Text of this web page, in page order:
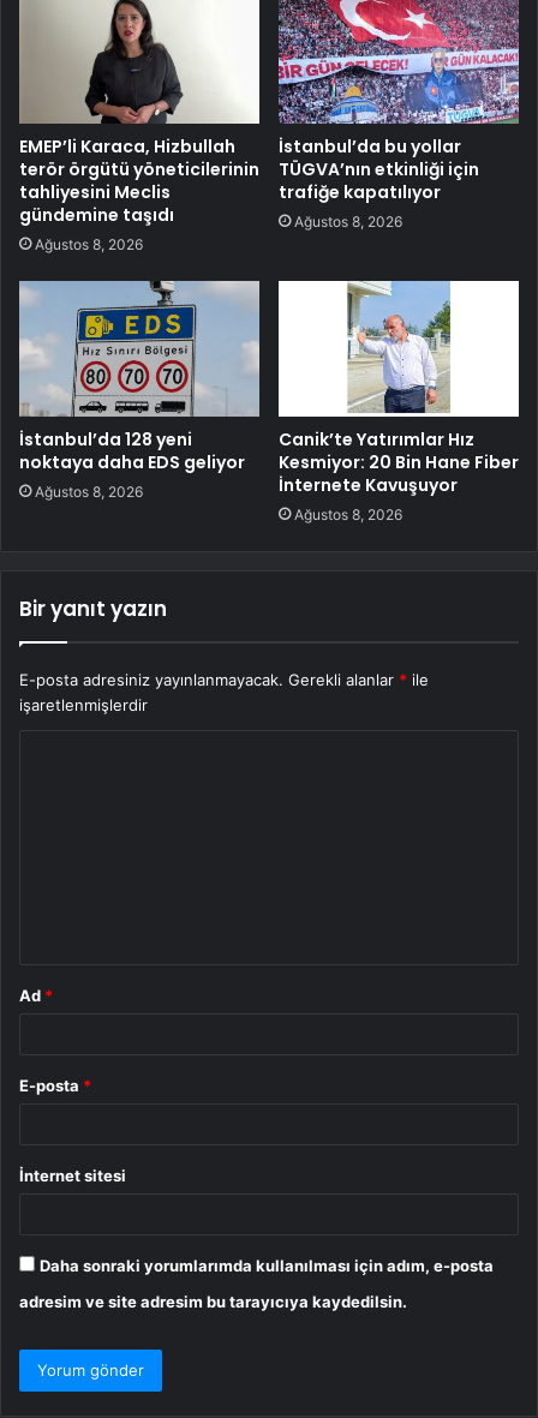
EMEP’li Karaca, Hizbullah
terör örgütü yöneticilerinin
tahliyesini Meclis
gündemine taşıdı
Ağustos 8, 2026
İstanbul’da bu yollar
TÜGVA’nın etkinliği için
trafiğe kapatılıyor
Ağustos 8, 2026
İstanbul’da 128 yeni
noktaya daha EDS geliyor
Ağustos 8, 2026
Canik’te Yatırımlar Hız
Kesmiyor: 20 Bin Hane Fiber
İnternete Kavuşuyor
Ağustos 8, 2026
Bir yanıt yazın
E-posta adresiniz yayınlanmayacak. Gerekli alanlar * ile
işaretlenmişlerdir
Ad *
E-posta *
İnternet sitesi
Daha sonraki yorumlarımda kullanılması için adım, e-posta
adresim ve site adresim bu tarayıcıya kaydedilsin.